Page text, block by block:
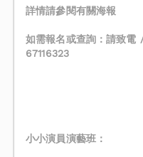
詳情請參閱有關海報
如需報名或查詢：請致
67116323
小小演員演藝班：